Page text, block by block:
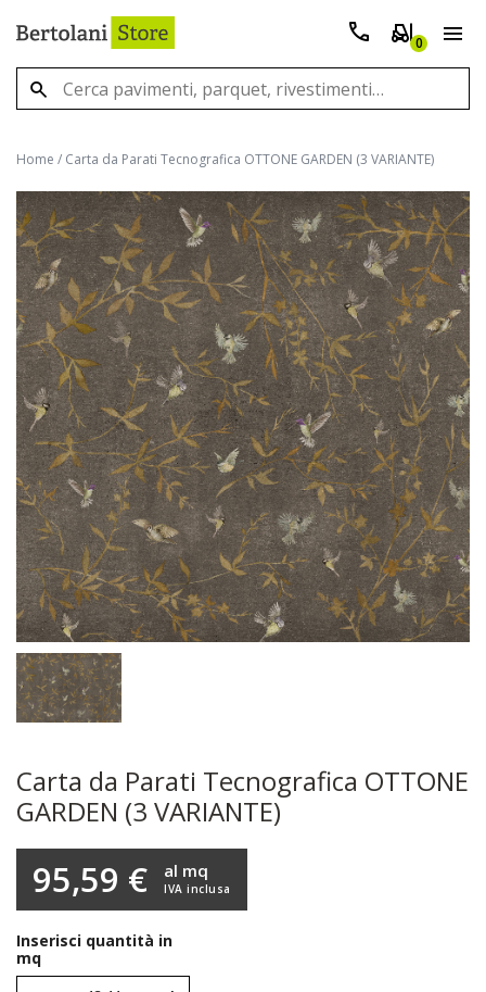
0
Home / Carta da Parati Tecnografica OTTONE GARDEN (3 VARIANTE)
Carta da Parati Tecnografica OTTONE
GARDEN (3 VARIANTE)
95,59 € IVA inclusa
al mq
Inserisci quantità in
mq